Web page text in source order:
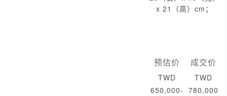
x 21（高）cm；
预估价
TWD
650,000-
成交价
TWD
780,000